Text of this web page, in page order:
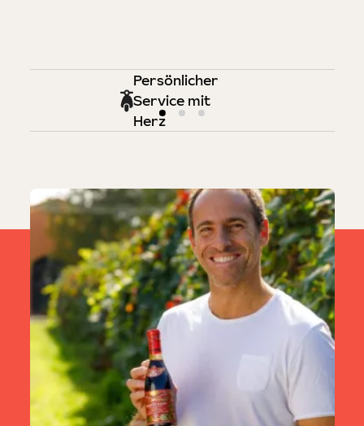
Persönlicher
Service mit
Herz